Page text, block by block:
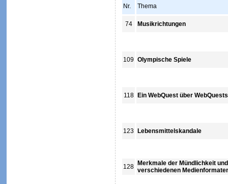
Nr. Thema
74 Musikrichtungen
109 Olympische Spiele
118 Ein WebQuest über WebQuests
123 Lebensmittelskandale
128
Merkmale der Mündlichkeit
verschiedenen